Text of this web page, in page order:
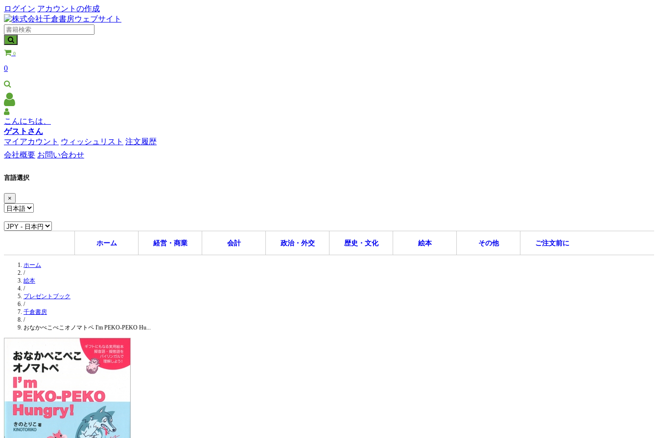
ログイン アカウントの作成
0
0
こんにちは、
ゲストさん
マイアカウント ウィッシュリスト 注文履歴
会社概要 お問い合わせ
言語選択
×
ホーム 経営・商業 会計 政治・外交 歴史・文化 絵本 その他 ご注文前に
ホーム
/
絵本
/
プレゼントブック
/
千倉書房
/
おなかぺこぺこオノマトペ I'm PEKO-PEKO Hu...